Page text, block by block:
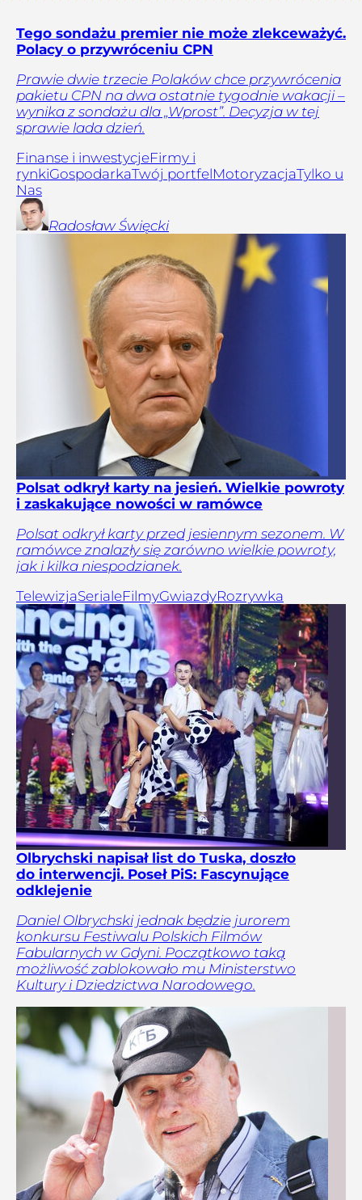
Tego sondażu premier nie może zlekceważyć.
Polacy o przywróceniu CPN
Prawie dwie trzecie Polaków chce przywrócenia
pakietu CPN na dwa ostatnie tygodnie wakacji –
wynika z sondażu dla „Wprost”. Decyzja w tej
sprawie lada dzień.
Finanse i inwestycjeFirmy i
rynkiGospodarkaTwój portfelMotoryzacjaTylko u
Nas
Radosław Święcki
Polsat odkrył karty na jesień. Wielkie powroty
i zaskakujące nowości w ramówce
Polsat odkrył karty przed jesiennym sezonem. W
ramówce znalazły się zarówno wielkie powroty,
jak i kilka niespodzianek.
TelewizjaSerialeFilmyGwiazdyRozrywka
Olbrychski napisał list do Tuska, doszło
do interwencji. Poseł PiS: Fascynujące
odklejenie
Daniel Olbrychski jednak będzie jurorem
konkursu Festiwalu Polskich Filmów
Fabularnych w Gdyni. Początkowo taką
możliwość zablokowało mu Ministerstwo
Kultury i Dziedzictwa Narodowego.